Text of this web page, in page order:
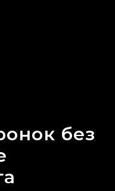
без